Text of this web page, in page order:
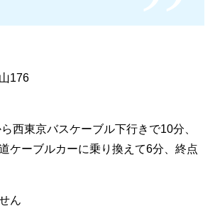
176
西東京バスケーブル下行きで10分、
ケーブルカーに乗り換えて6分、終点
ん